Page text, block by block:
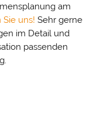
am
uns! Sehr gerne
im Detail und
passenden